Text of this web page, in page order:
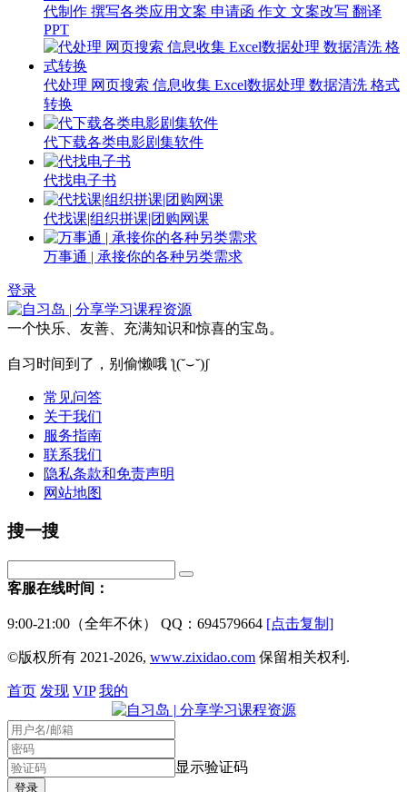
代制作 撰写各类应用文案 申请函 作文 文案改写 翻译
PPT
代处理 网页搜索 信息收集 Excel数据处理 数据清洗 格式
转换
代下载各类电影剧集软件
代找电子书
代找课|组织拼课|团购网课
万事通 | 承接你的各种另类需求
登录
一个快乐、友善、充满知识和惊喜的宝岛。
自习时间到了，别偷懒哦 ƪ(˘⌣˘)ʃ
常见问答
关于我们
服务指南
联系我们
隐私条款和免责声明
网站地图
搜一搜
客服在线时间：
9:00-21:00（全年不休） QQ：694579664 [点击复制]
©版权所有 2021-2026, www.zixidao.com 保留相关权利.
首页 发现 VIP 我的
显示验证码